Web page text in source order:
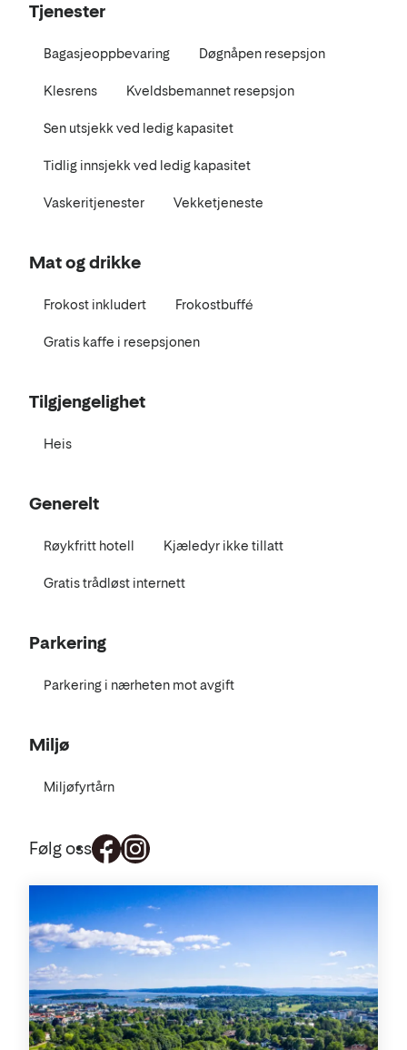
Tjenester
Bagasjeoppbevaring Døgnåpen resepsjon
Klesrens Kveldsbemannet resepsjon
Sen utsjekk ved ledig kapasitet
Tidlig innsjekk ved ledig kapasitet
Vaskeritjenester Vekketjeneste
Mat og drikke
Frokost inkludert Frokostbuffé
Gratis kaffe i resepsjonen
Tilgjengelighet
Heis
Generelt
Røykfritt hotell Kjæledyr ikke tillatt
Gratis trådløst internett
Parkering
Parkering i nærheten mot avgift
Miljø
Miljøfyrtårn
Følg oss
Aktiviteter